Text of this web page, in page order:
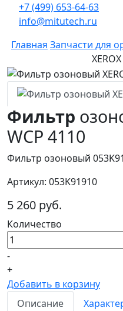
+7 (499) 653-64-63
info@mitutech.ru
Главная Запчасти для
Фильтр
WCP 4110
Фильтр озоновый
Артикул: 053K91910
5 260 руб.
Количество
-
+
Добавить в корзину
Описание